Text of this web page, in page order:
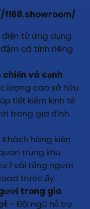
f168.showroom/
điện tử ứng dụng
cá tính riêng
và cạnh
lượng cao sở hữu
tiết kiệm kinh tế
trong gia đình
Khách hàng kiên
trung khu
1 vài tổng người
trước ấy.
trong gia
– Đội ngũ hỗ trợ